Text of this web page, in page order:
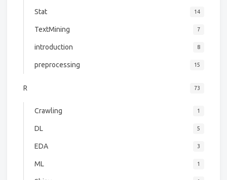
Stat 14
TextMining 7
introduction 8
preprocessing 15
R 73
Crawling 1
DL 5
EDA 3
ML 1